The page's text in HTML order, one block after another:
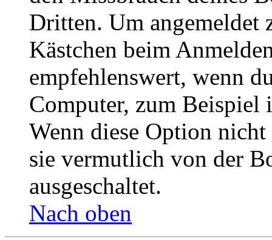
Dritten. Um angemeldet
Kästchen beim
empfehlenswert, wenn
Computer, zum Beispiel
Wenn diese Option
sie vermutlich von der
ausgeschaltet.
Nach oben